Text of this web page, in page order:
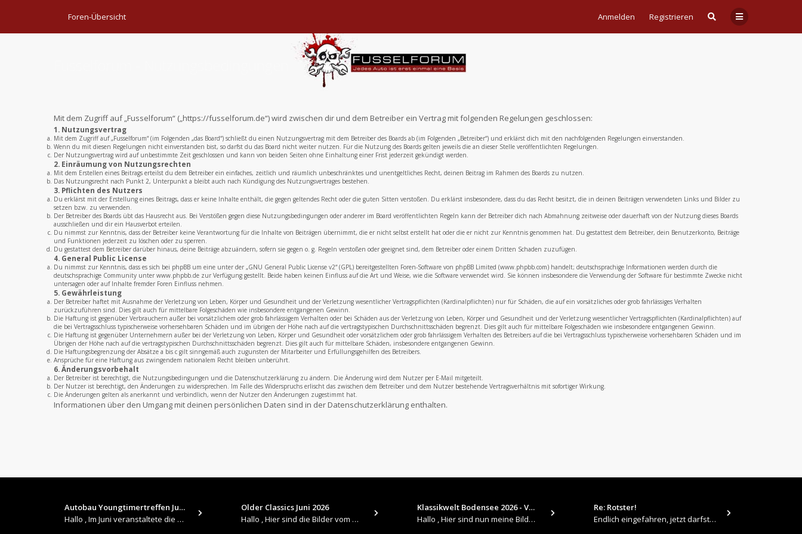
Anmelden Registrieren
Foren-Übersicht
Mit dem Zugriff auf „Fusselforum“ („https://fusselforum.de“) wird zwischen dir und dem Betreiber ein Vertrag mit folgenden Regelungen geschlossen:
1. Nutzungsvertrag
Mit dem Zugriff auf „Fusselforum“ (im Folgenden „das Board“) schließt du einen Nutzungsvertrag mit dem Betreiber des Boards ab (im Folgenden „Betreiber“) und erklärst dich mit den nachfolgenden Regelungen einverstanden.
Wenn du mit diesen Regelungen nicht einverstanden bist, so darfst du das Board nicht weiter nutzen. Für die Nutzung des Boards gelten jeweils die an dieser Stelle veröffentlichten Regelungen.
Der Nutzungsvertrag wird auf unbestimmte Zeit geschlossen und kann von beiden Seiten ohne Einhaltung einer Frist jederzeit gekündigt werden.
2. Einräumung von Nutzungsrechten
Mit dem Erstellen eines Beitrags erteilst du dem Betreiber ein einfaches, zeitlich und räumlich unbeschränktes und unentgeltliches Recht, deinen Beitrag im Rahmen des Boards zu nutzen.
Das Nutzungsrecht nach Punkt 2, Unterpunkt a bleibt auch nach Kündigung des Nutzungsvertrages bestehen.
3. Pflichten des Nutzers
Du erklärst mit der Erstellung eines Beitrags, dass er keine Inhalte enthält, die gegen geltendes Recht oder die guten Sitten verstoßen. Du erklärst insbesondere, dass du das Recht besitzt, die in deinen Beiträgen verwendeten Links und Bilder zu
setzen bzw. zu verwenden.
Der Betreiber des Boards übt das Hausrecht aus. Bei Verstößen gegen diese Nutzungsbedingungen oder anderer im Board veröffentlichten Regeln kann der Betreiber dich nach Abmahnung zeitweise oder dauerhaft von der Nutzung dieses Boards
ausschließen und dir ein Hausverbot erteilen.
Du nimmst zur Kenntnis, dass der Betreiber keine Verantwortung für die Inhalte von Beiträgen übernimmt, die er nicht selbst erstellt hat oder die er nicht zur Kenntnis genommen hat. Du gestattest dem Betreiber, dein Benutzerkonto, Beiträge
und Funktionen jederzeit zu löschen oder zu sperren.
Du gestattest dem Betreiber darüber hinaus, deine Beiträge abzuändern, sofern sie gegen o. g. Regeln verstoßen oder geeignet sind, dem Betreiber oder einem Dritten Schaden zuzufügen.
4. General Public License
Du nimmst zur Kenntnis, dass es sich bei phpBB um eine unter der „GNU General Public License v2“ (GPL) bereitgestellten Foren-Software von phpBB Limited (www.phpbb.com) handelt; deutschsprachige Informationen werden durch die
deutschsprachige Community unter www.phpbb.de zur Verfügung gestellt. Beide haben keinen Einfluss auf die Art und Weise, wie die Software verwendet wird. Sie können insbesondere die Verwendung der Software für bestimmte Zwecke nicht
untersagen oder auf Inhalte fremder Foren Einfluss nehmen.
5. Gewährleistung
Der Betreiber haftet mit Ausnahme der Verletzung von Leben, Körper und Gesundheit und der Verletzung wesentlicher Vertragspflichten (Kardinalpflichten) nur für Schäden, die auf ein vorsätzliches oder grob fahrlässiges Verhalten
zurückzuführen sind. Dies gilt auch für mittelbare Folgeschäden wie insbesondere entgangenen Gewinn.
Die Haftung ist gegenüber Verbrauchern außer bei vorsätzlichem oder grob fahrlässigem Verhalten oder bei Schäden aus der Verletzung von Leben, Körper und Gesundheit und der Verletzung wesentlicher Vertragspflichten (Kardinalpflichten) auf
die bei Vertragsschluss typischerweise vorhersehbaren Schäden und im übrigen der Höhe nach auf die vertragstypischen Durchschnittsschäden begrenzt. Dies gilt auch für mittelbare Folgeschäden wie insbesondere entgangenen Gewinn.
Die Haftung ist gegenüber Unternehmern außer bei der Verletzung von Leben, Körper und Gesundheit oder vorsätzlichem oder grob fahrlässigem Verhalten des Betreibers auf die bei Vertragsschluss typischerweise vorhersehbaren Schäden und im
Übrigen der Höhe nach auf die vertragstypischen Durchschnittsschäden begrenzt. Dies gilt auch für mittelbare Schäden, insbesondere entgangenen Gewinn.
Die Haftungsbegrenzung der Absätze a bis c gilt sinngemäß auch zugunsten der Mitarbeiter und Erfüllungsgehilfen des Betreibers.
Ansprüche für eine Haftung aus zwingendem nationalem Recht bleiben unberührt.
6. Änderungsvorbehalt
Der Betreiber ist berechtigt, die Nutzungsbedingungen und die Datenschutzerklärung zu ändern. Die Änderung wird dem Nutzer per E-Mail mitgeteilt.
Der Nutzer ist berechtigt, den Änderungen zu widersprechen. Im Falle des Widerspruchs erlischt das zwischen dem Betreiber und dem Nutzer bestehende Vertragsverhältnis mit sofortiger Wirkung.
Die Änderungen gelten als anerkannt und verbindlich, wenn der Nutzer den Änderungen zugestimmt hat.
Informationen über den Umgang mit deinen persönlichen Daten sind in der Datenschutzerklärung enthalten.
Autobau Youngtimertreffen Jun…
Hallo , Im Juni veranstaltete die Autobau in Romanshorn auf ihrem Gelände ein kleines Youngtimertreffen : https://up.
Older Classics Juni 2026
​Hallo , Hier sind die Bilder vom Older Classics im Juni 2026 : https://up.picr.de/51155940wd.jpg https://up.pic
Klassikwelt Bodensee 2026 - V…
Hallo , Hier sind nun meine Bilder 2026er Klassikwelt Bodensee 😀 https://up.picr.de/51125547rb.jpg https://up.pi
Re: Rotster!
Endlich eingefahren, jetzt darfste Vollgas geben 👍